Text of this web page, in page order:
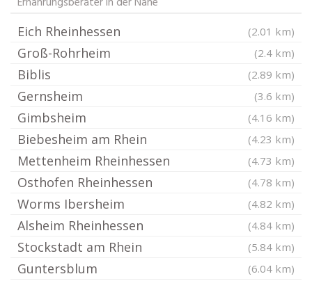
Eich Rheinhessen (2.01 km)
Groß-Rohrheim (2.4 km)
Biblis (2.89 km)
Gernsheim (3.6 km)
Gimbsheim (4.16 km)
Biebesheim am Rhein (4.23 km)
Mettenheim Rheinhessen (4.73 km)
Osthofen Rheinhessen (4.78 km)
Worms Ibersheim (4.82 km)
Alsheim Rheinhessen (4.84 km)
Stockstadt am Rhein (5.84 km)
Guntersblum (6.04 km)